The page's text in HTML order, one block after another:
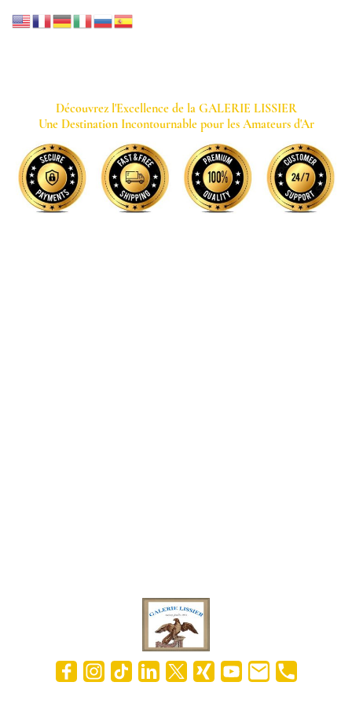
GALERIE LISSIER
Découvrez l'Excellence de la GALERIE LISSIER
Une Destination Incontournable pour les Amateurs d'Ar